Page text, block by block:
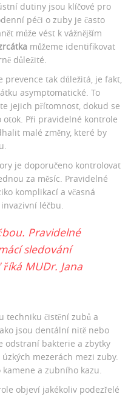
dutiny jsou klíčové pro
péči o zuby je často
může vést k vážnějším
můžeme identifikovat
důležité.
prevence tak důležitá, je fakt,
asymptomatické. To
jejich přítomnost, dokud se
Při pravidelné kontrole
malé změny, které by
je doporučeno kontrolovat
za měsíc. Pravidelné
komplikací a včasná
léčbu.
Pravidelné
sledování
MUDr. Jana
techniku čistění zubů a
jsou dentální nitě nebo
odstraní bakterie a zbytky
mezerách mezi zuby.
a zubního kazu.
objeví jakékoliv podezřelé